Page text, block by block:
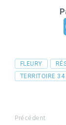
Tags
FLEURY
TERRITOIRE 34
Précédent